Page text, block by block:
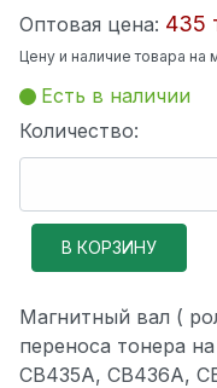
Оптовая цена: 435
Цену и наличие товара на
Есть в наличии
Количество:
Магнитный вал (
переноса тонера
CB435A, CB436A,